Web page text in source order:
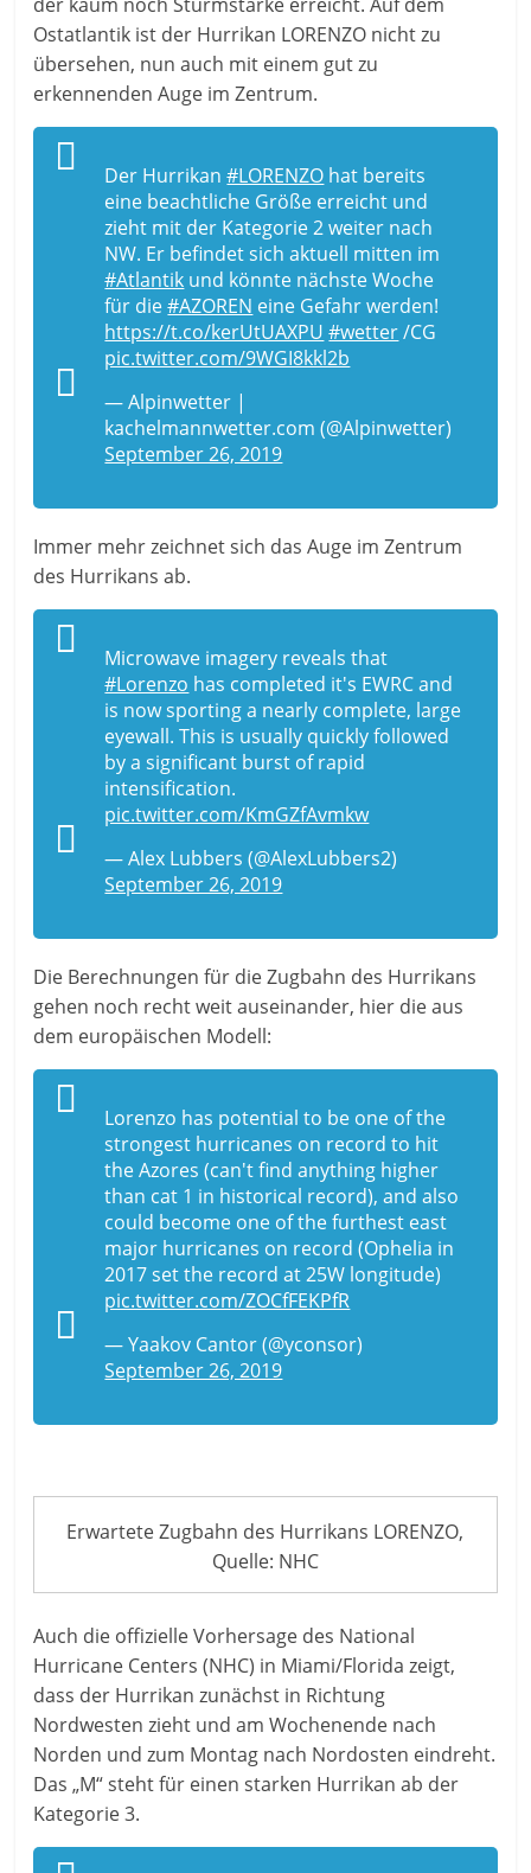
Ostatlantik ist der Hurrikan LORENZO nicht zu
übersehen, nun auch mit einem gut zu
erkennenden Auge im Zentrum.
Der Hurrikan#LORENZO hat bereits
eine beachtliche Größe erreicht und
zieht mit der Kategorie 2 weiter nach
NW. Er befindet sich aktuell mitten im
#Atlantik und könnte nächste Woche
für die#AZOREN eine Gefahr werden!
https://t.co/kerUtUAXPU #wetter/CG
pic.twitter.com/9WGI8kkl2b
— Alpinwetter |
kachelmannwetter.com (@Alpinwetter)
September 26, 2019
Immer mehr zeichnet sich das Auge im Zentrum
des Hurrikans ab.
Microwave imagery reveals that
#Lorenzo has completed it's EWRC and
is now sporting a nearly complete, large
eyewall. This is usually quickly followed
by a significant burst of rapid
intensification.
pic.twitter.com/KmGZfAvmkw
— Alex Lubbers (@AlexLubbers2)
September 26, 2019
Die Berechnungen für die Zugbahn des Hurrikans
gehen noch recht weit auseinander, hier die aus
dem europäischen Modell:
Lorenzo has potential to be one of the
strongest hurricanes on record to hit
the Azores (can't find anything higher
than cat 1 in historical record), and also
could become one of the furthest east
major hurricanes on record (Ophelia in
2017 set the record at 25W longitude)
pic.twitter.com/ZOCfFEKPfR
— Yaakov Cantor (@yconsor)
September 26, 2019
Erwartete Zugbahn des Hurrikans LORENZO,
Quelle: NHC
Auch die offizielle Vorhersage des National
Hurricane Centers (NHC) in Miami/Florida zeigt,
dass der Hurrikan zunächst in Richtung
Nordwesten zieht und am Wochenende nach
Norden und zum Montag nach Nordosten eindreht.
Das „M“ steht für einen starken Hurrikan ab der
Kategorie 3.